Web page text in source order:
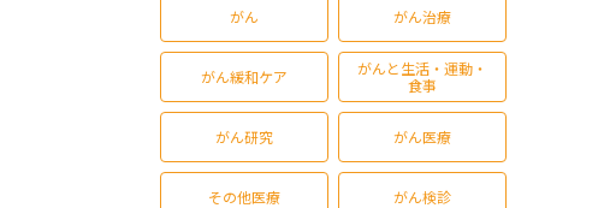
がん がん治療
がん緩和ケア
がんと生活・運動・
食事
がん研究 がん医療
その他医療 がん検診